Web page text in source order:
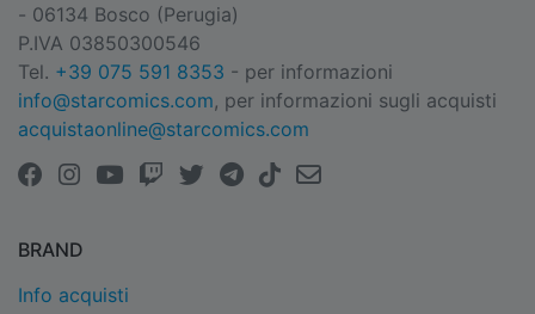
- 06134 Bosco (Perugia)
P.IVA 03850300546
Tel. +39 075 591 8353 - per informazioni
info@starcomics.com, per informazioni sugli acquisti
acquistaonline@starcomics.com
BRAND
Info acquisti